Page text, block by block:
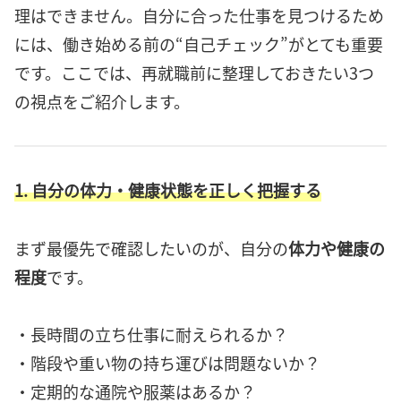
理はできません。自分に合った仕事を見つけるため
には、働き始める前の“自己チェック”がとても重要
です。ここでは、再就職前に整理しておきたい3つ
の視点をご紹介します。
1. 自分の体力・健康状態を正しく把握する
まず最優先で確認したいのが、自分の体力や健康の
程度です。
・長時間の立ち仕事に耐えられるか？
・階段や重い物の持ち運びは問題ないか？
・定期的な通院や服薬はあるか？